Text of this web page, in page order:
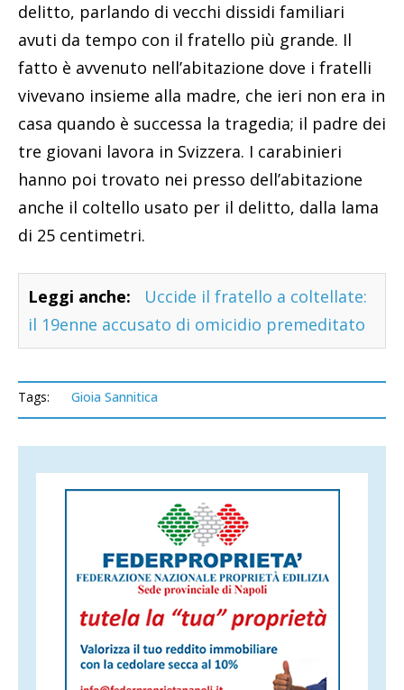
delitto, parlando di vecchi dissidi familiari
avuti da tempo con il fratello più grande. Il
fatto è avvenuto nell’abitazione dove i fratelli
vivevano insieme alla madre, che ieri non era in
casa quando è successa la tragedia; il padre dei
tre giovani lavora in Svizzera. I carabinieri
hanno poi trovato nei presso dell’abitazione
anche il coltello usato per il delitto, dalla lama
di 25 centimetri.
Leggi anche:
Uccide il fratello a coltellate:
il 19enne accusato di omicidio premeditato
Tags: Gioia Sannitica